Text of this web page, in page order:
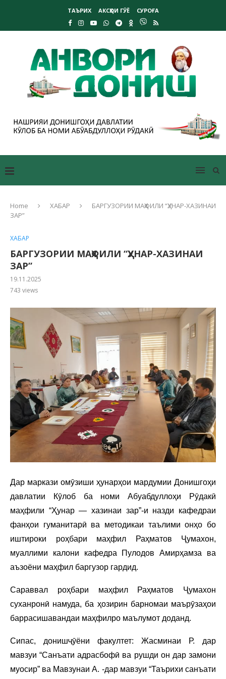
ТАЪРИХ АКСҲОИ ГӮЁ СУРОҒА
Home ХАБАР
БАРГУЗОРИИ МАҲФИЛИ “ҲУНАР-ХАЗИНАИ
ЗАР”
ХАБАР
БАРГУЗОРИИ МАҲФИЛИ “ҲУНАР-ХАЗИНАИ
ЗАР”
19.11.2025
743 views
Дар маркази омӯзиши ҳунарҳои мардумии Донишгоҳи
давлатии Кӯлоб ба номи Абуабдуллоҳи Рӯдакӣ
маҳфили “Ҳунар — хазинаи зар”-и назди кафедраи
фанҳои гуманитарӣ ва методикаи таълими онҳо бо
иштироки роҳбари маҳфил Раҳматов Ҷумахон,
муаллими калони кафедра Пулодов Амирҳамза ва
аъзоёни маҳфил баргузор гардид.
Сараввал роҳбари маҳфил Раҳматов Ҷумахон
суханронӣ намуда, ба ҳозирин барномаи маърӯзаҳои
баррасишавандаи маҳфилро маълумот доданд.
Сипас, донишҷӯёни факултет: Жасминаи Р. дар
мавзуи “Санъати адрасбофӣ ва рушди он дар замони
муосир” ва Мавзунаи А. -дар мавзуи “Таърихи санъати